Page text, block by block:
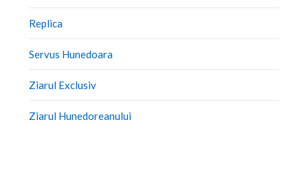
Replica
Servus Hunedoara
Ziarul Exclusiv
Ziarul Hunedoreanului